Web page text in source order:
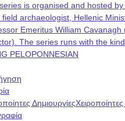
is organised and hosted
field archaeologist, Hellenic
Emeritus William
The series runs with the
PELOPONNESIAN
Δημιουργίες